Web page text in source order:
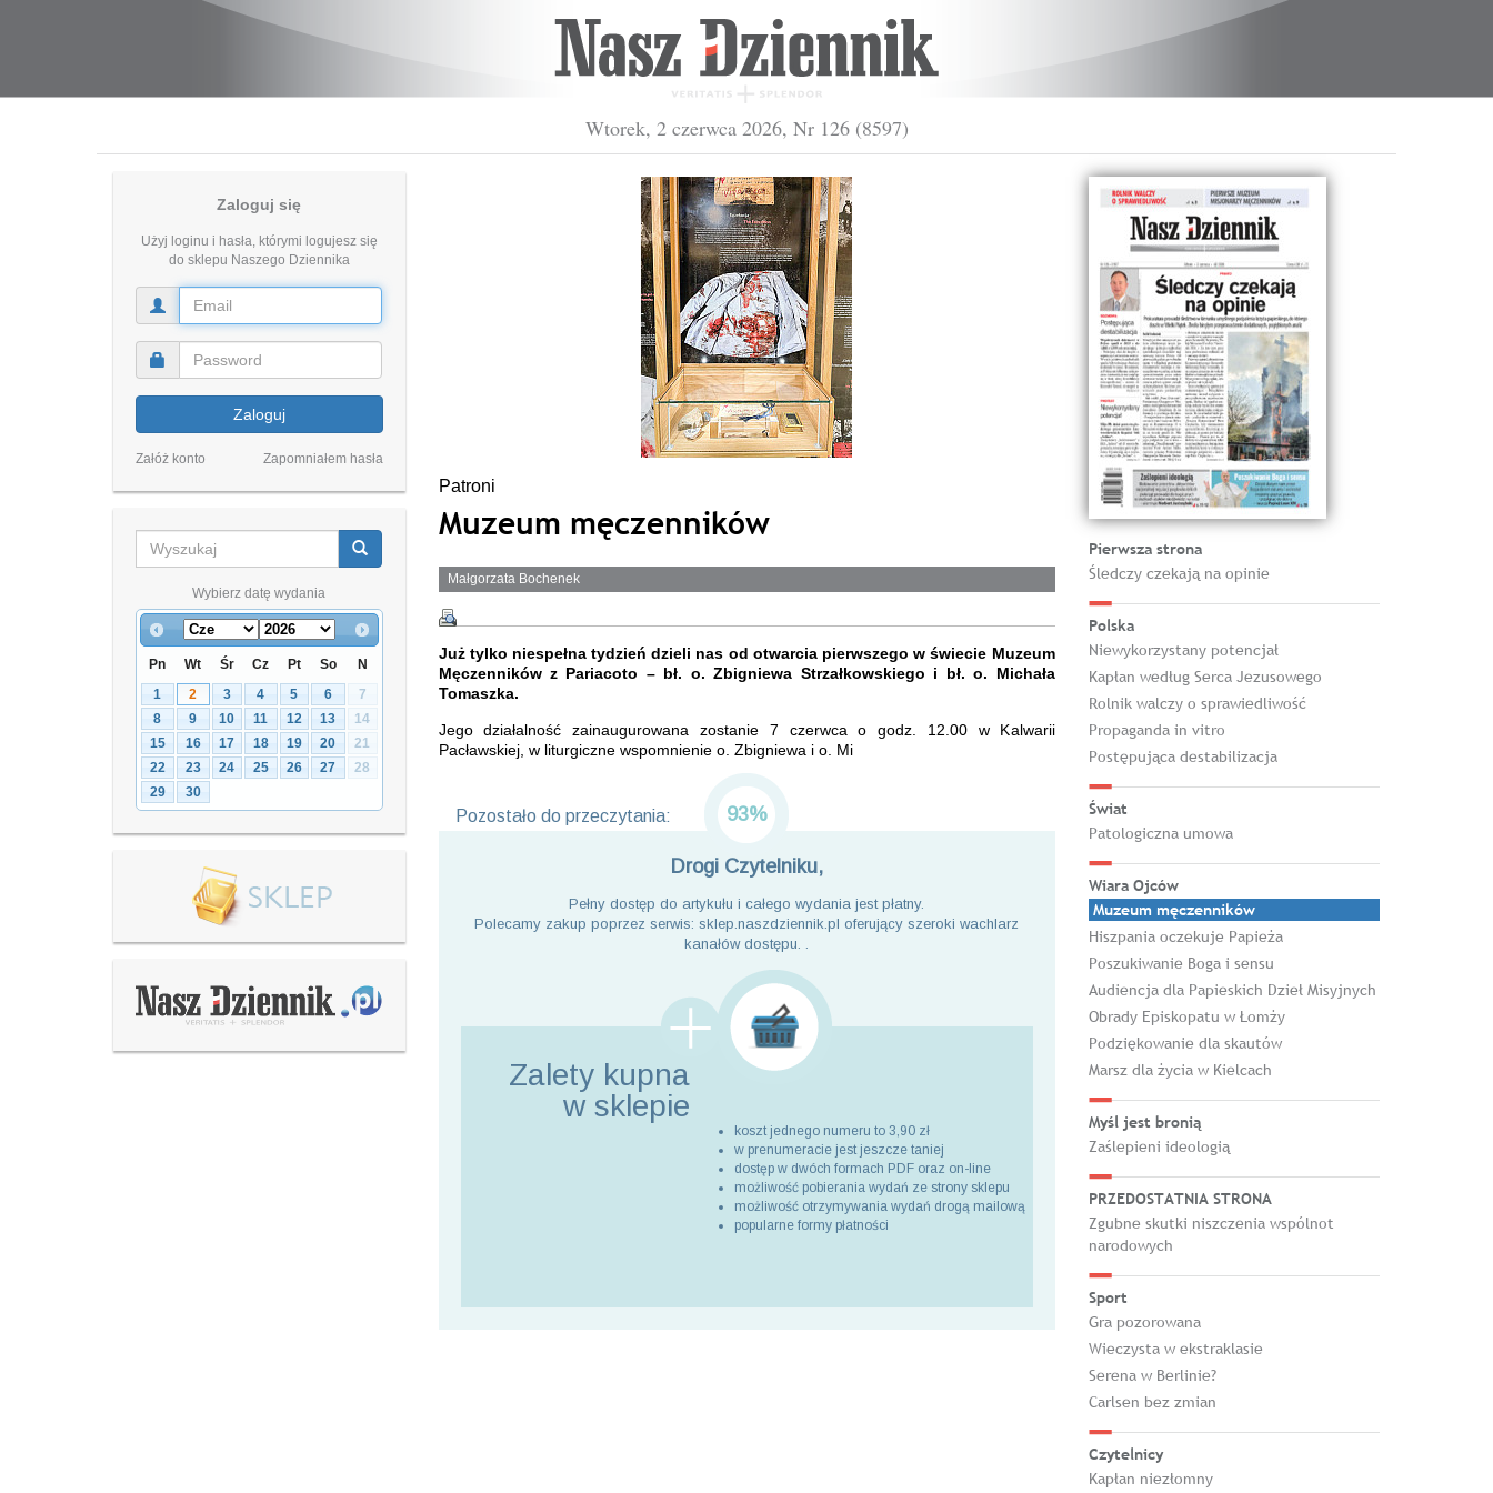
Wtorek, 2 czerwca 2026, Nr 126 (8597)
Zaloguj się
Użyj loginu i hasła, którymi logujesz się
do sklepu Naszego Dziennika
Zaloguj
Załóż konto Zapomniałem hasła
Wybierz datę wydania
Pn Wt Śr Cz Pt So
N
1
2 3 4 5 6
7
8
9 10 11 12 13
14
15
16 17 18 19 20
21
22
23 24 25 26 27
28
29
30
Patroni
Muzeum męczenników
Małgorzata Bochenek
Już tylko niespełna tydzień dzieli nas od otwarcia pierwszego w świecie Muzeum
Męczenników z Pariacoto – bł. o. Zbigniewa Strzałkowskiego i bł. o. Michała
Tomaszka.
Jego działalność zainaugurowana zostanie 7 czerwca o godz. 12.00 w Kalwarii
Pacławskiej, w liturgiczne wspomnienie o. Zbigniewa i o. Mi
Pozostało do przeczytania: 93%
Drogi Czytelniku,
Pełny dostęp do artykułu i całego wydania jest płatny.
Polecamy zakup poprzez serwis: sklep.naszdziennik.pl oferujący szeroki wachlarz
kanałów dostępu. .
Zalety kupna
w sklepie
koszt jednego numeru to 3,90 zł
w prenumeracie jest jeszcze taniej
dostęp w dwóch formach PDF oraz on-line
możliwość pobierania wydań ze strony sklepu
możliwość otrzymywania wydań drogą mailową
popularne formy płatności
Pierwsza strona
Śledczy czekają na opinie
Polska
Niewykorzystany potencjał
Kapłan według Serca Jezusowego
Rolnik walczy o sprawiedliwość
Propaganda in vitro
Postępująca destabilizacja
Świat
Patologiczna umowa
Wiara Ojców
Muzeum męczenników
Hiszpania oczekuje Papieża
Poszukiwanie Boga i sensu
Audiencja dla Papieskich Dzieł Misyjnych
Obrady Episkopatu w Łomży
Podziękowanie dla skautów
Marsz dla życia w Kielcach
Myśl jest bronią
Zaślepieni ideologią
PRZEDOSTATNIA STRONA
Zgubne skutki niszczenia wspólnot
narodowych
Sport
Gra pozorowana
Wieczysta w ekstraklasie
Serena w Berlinie?
Carlsen bez zmian
Czytelnicy
Kapłan niezłomny